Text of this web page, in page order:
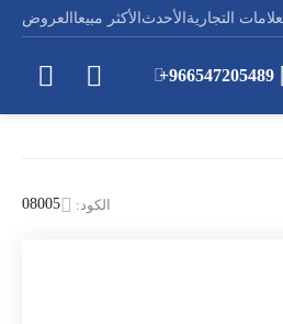
التجارية الأحدث الأكثر مبيعا العروض
+966547205489
الكود: 08005